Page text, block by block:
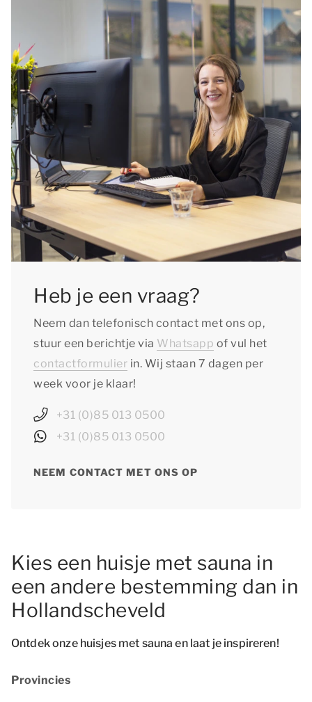
Heb je een vraag?
Neem dan telefonisch contact met ons op,
stuur een berichtje via Whatsapp of vul het
contactformulier in. Wij staan 7 dagen per
week voor je klaar!
+31 (0)85 013 0500
+31 (0)85 013 0500
NEEM CONTACT MET ONS OP
Kies een huisje met sauna in
een andere bestemming dan in
Hollandscheveld
Ontdek onze huisjes met sauna en laat je inspireren!
Provincies